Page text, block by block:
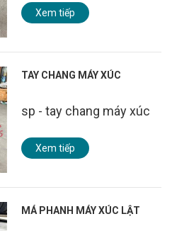
Xem tiếp
TAY CHANG MÁY XÚC
sp - tay chang máy xúc
Xem tiếp
MÁ PHANH MÁY XÚC LẬT